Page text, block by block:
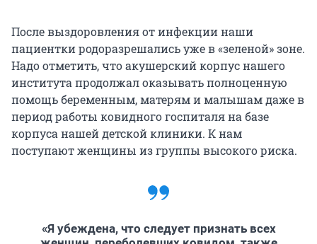
После выздоровления от инфекции наши
пациентки родоразрешались уже в «зеленой» зоне.
Надо отметить, что акушерский корпус нашего
института продолжал оказывать полноценную
помощь беременным, матерям и малышам даже в
период работы ковидного госпиталя на базе
корпуса нашей детской клиники. К нам
поступают женщины из группы высокого риска.
«Я убеждена, что следует признать всех